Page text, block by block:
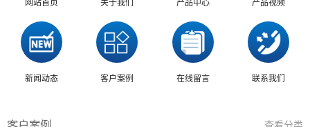
网站首页 关于我们 产品中心 产品视频
新闻动态 客户案例 在线留言 联系我们
查看分类